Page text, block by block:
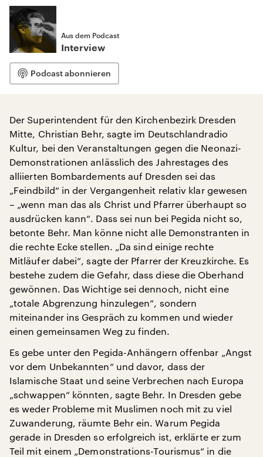
Aus dem Podcast
Interview
Podcast abonnieren
Der Superintendent für den Kirchenbezirk Dresden
Mitte, Christian Behr, sagte im Deutschlandradio
Kultur, bei den Veranstaltungen gegen die Neonazi-
Demonstrationen anlässlich des Jahrestages des
alliierten Bombardements auf Dresden sei das
„Feindbild“ in der Vergangenheit relativ klar gewesen
– „wenn man das als Christ und Pfarrer überhaupt so
ausdrücken kann“. Dass sei nun bei Pegida nicht so,
betonte Behr. Man könne nicht alle Demonstranten in
die rechte Ecke stellen. „Da sind einige rechte
Mitläufer dabei“, sagte der Pfarrer der Kreuzkirche. Es
bestehe zudem die Gefahr, dass diese die Oberhand
gewönnen. Das Wichtige sei dennoch, nicht eine
„totale Abgrenzung hinzulegen“, sondern
miteinander ins Gespräch zu kommen und wieder
einen gemeinsamen Weg zu finden.
Es gebe unter den Pegida-Anhängern offenbar „Angst
vor dem Unbekannten“ und davor, dass der
Islamische Staat und seine Verbrechen nach Europa
„schwappen“ könnten, sagte Behr. In Dresden gebe
es weder Probleme mit Muslimen noch mit zu viel
Zuwanderung, räumte Behr ein. Warum Pegida
gerade in Dresden so erfolgreich ist, erklärte er zum
Teil mit einem „Demonstrations-Tourismus“ in die